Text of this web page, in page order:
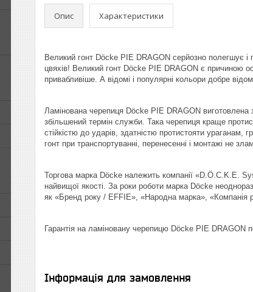
Опис Характеристики
Великий гонт Dӧcke PIE DRAGON серйозно полегшує і
цвяхів! Великий гонт Dӧcke PIE DRAGON є причиною
привабливіше. А відомі і популярні кольори добре
Ламінована черепиця Dӧcke PIE DRAGON виготовлена
збільшений термін служби. Така черепиця краще
стійкістю до ударів, здатністю протистояти ураганам,
гонт при транспортуванні, перенесенні і монтажі не
Торгова марка Döcke належить компанії «D.Ӧ.C.K.E.
найвищої якості. За роки роботи марка Döcke
як «Бренд року / EFFIE», «Народна марка», «Компанія
Гарантія на ламіновану черепицю Dӧcke PIE DRAGON
Інформація для замовлення